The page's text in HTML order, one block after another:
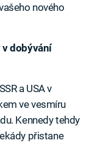
nového
v dobývání
a USA v
ve vesmíru
Kennedy tehdy
přistane